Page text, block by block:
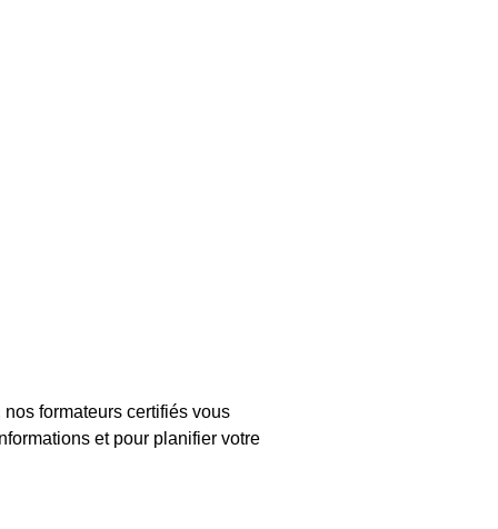
formateurs certifiés vous
et pour planifier votre